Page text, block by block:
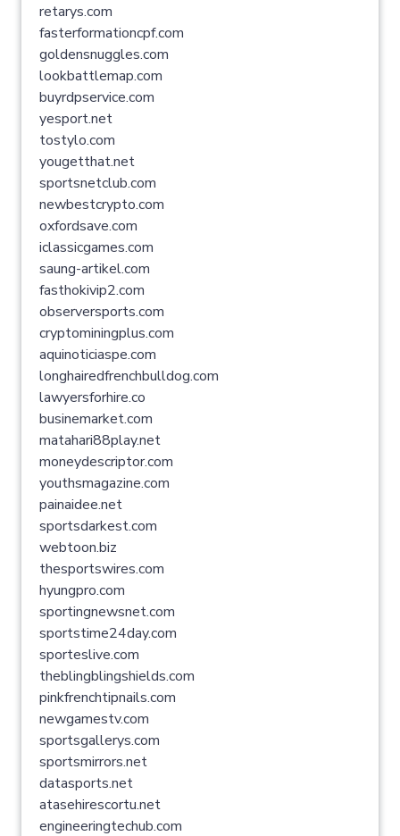
retarys.com
fasterformationcpf.com
goldensnuggles.com
lookbattlemap.com
buyrdpservice.com
yesport.net
tostylo.com
yougetthat.net
sportsnetclub.com
newbestcrypto.com
oxfordsave.com
iclassicgames.com
saung-artikel.com
fasthokivip2.com
observersports.com
cryptominingplus.com
aquinoticiaspe.com
longhairedfrenchbulldog.com
lawyersforhire.co
businemarket.com
matahari88play.net
moneydescriptor.com
youthsmagazine.com
painaidee.net
sportsdarkest.com
webtoon.biz
thesportswires.com
hyungpro.com
sportingnewsnet.com
sportstime24day.com
sporteslive.com
theblingblingshields.com
pinkfrenchtipnails.com
newgamestv.com
sportsgallerys.com
sportsmirrors.net
datasports.net
atasehirescortu.net
engineeringtechub.com